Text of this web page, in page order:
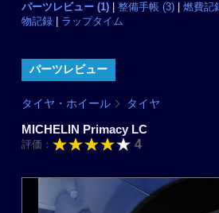
パーツレビュー (1)
整備手帳 (3) 燃費記
物記録
ラップタイム
パーツレビュー
タイヤ・ホイール タイヤ
MICHELIN Primacy LC
評価： 4